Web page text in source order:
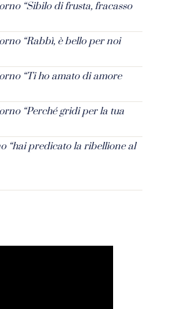
“Sibilo di frusta, fracasso
“Rabbì, è bello per noi
“Ti ho amato di amore
“Perché gridi per la tua
“hai predicato la ribellione al